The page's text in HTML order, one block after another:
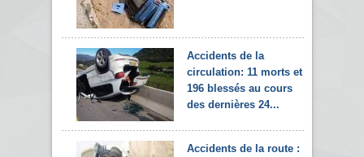
Accidents de la
circulation: 11 morts et
196 blessés au cours
des dernières 24...
Accidents de la route :